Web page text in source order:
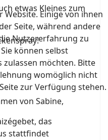
etwas Kleines zum
von Sabine,
das
stattfindet
Einige von ihnen
Seite, während andere
Nutzererfahrung zu
können selbst
zulassen möchten. Bitte
womöglich nicht
zur Verfügung stehen.